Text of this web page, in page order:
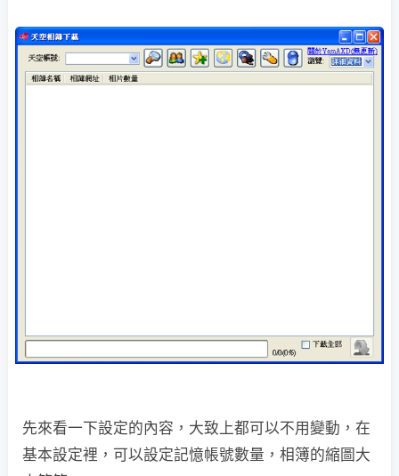
先來看一下設定的內容，大致上都可以不用變動，在
基本設定裡，可以設定記憶帳號數量，相簿的縮圖大